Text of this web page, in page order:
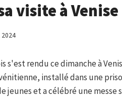
visite à Venise
2024
s'est rendu ce dimanche à
installé dans une
jeunes et a célébré une messe